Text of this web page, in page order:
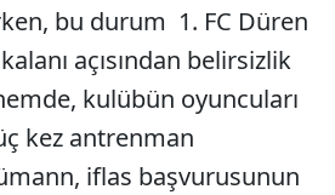
bu durum 1. FC Düren
açısından belirsizlik
kulübün oyuncuları
kez antrenman
iflas başvurusunun